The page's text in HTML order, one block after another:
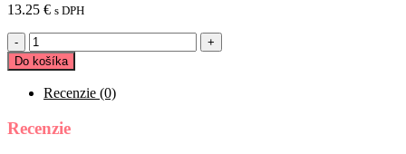
13.25 € s DPH
množstvo
Paleta
ohnutá
23cm
Do košíka
Recenzie (0)
Recenzie